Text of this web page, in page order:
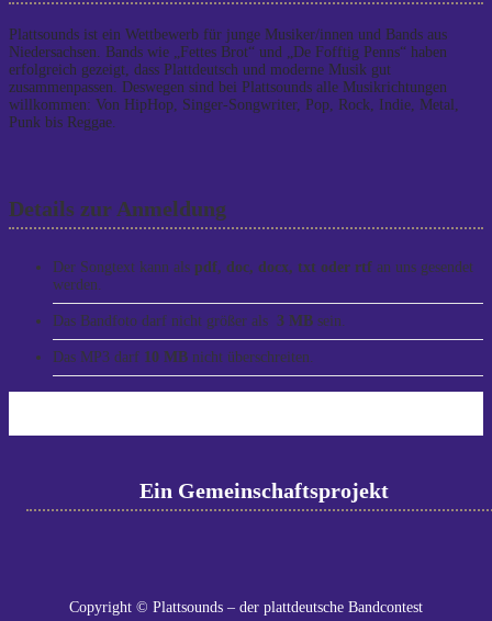
Plattsounds ist ein Wettbewerb für junge Musiker/innen und Bands aus
Niedersachsen. Bands wie „Fettes Brot“ und „De Fofftig Penns“ haben
erfolgreich gezeigt, dass Plattdeutsch und moderne Musik gut
zusammenpassen. Deswegen sind bei Plattsounds alle Musikrichtungen
willkommen: Von HipHop, Singer-Songwriter, Pop, Rock, Indie, Metal,
Punk bis Reggae.
Details zur Anmeldung
Der Songtext kann als pdf, doc, docx, txt oder rtf an uns gesendet
werden.
Das Bandfoto darf nicht größer als 3 MB sein.
Das MP3 darf 10 MB nicht überschreiten.
Ein Gemeinschaftsprojekt
Copyright © Plattsounds – der plattdeutsche Bandcontest